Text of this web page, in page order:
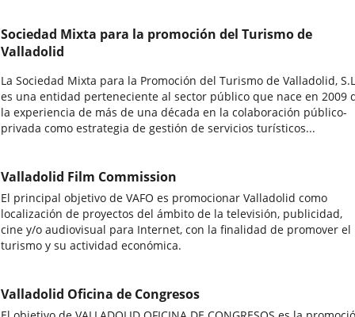
Sociedad Mixta para la promoción del Turismo de
Valladolid
La Sociedad Mixta para la Promoción del Turismo de Valladolid,
es una entidad perteneciente al sector público que nace en 2009
la experiencia de más de una década en la colaboración público-
privada como estrategia de gestión de servicios turísticos...
Valladolid Film Commission
El principal objetivo de VAFO es promocionar Valladolid como
localización de proyectos del ámbito de la televisión, publicidad,
cine y/o audiovisual para Internet, con la finalidad de promover el
turismo y su actividad económica.
Valladolid Oficina de Congresos